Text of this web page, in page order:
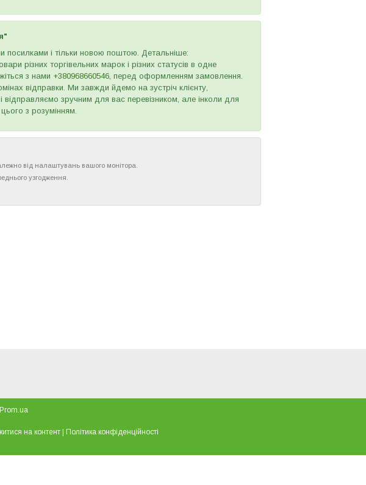
і тільки новою поштою. Детальніше:
різних торгівельних марок і різних статусів в одне
з нами +380968660546, перед оформленням замовлення.
відправки. Ми завжди йдемо на зустріч клієнту,
зручним для вас перевізником, але інколи для
з розумінням.
від налаштувань вашого монітора.
узгодження.
Prom.ua
на контент
Політика конфіденційності